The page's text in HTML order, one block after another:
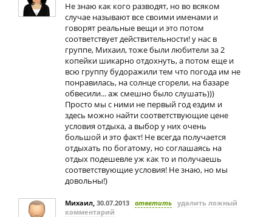
Не знаю как кого разводят, но во всяком
случае называют все своими именами и
говорят реальные вещи и это потом
соответствует действительности! у нас в
группе, Михаил, тоже были любители за 2
копейки шикарно отдохнуть, а потом еще и
всю группу будоражили тем что погода им не
понравилась, на солнце сгорели, на базаре
обвесили... аж смешно было слушать)))
Просто мы с ними не первый год ездим и
здесь можно найти соответствующие цене
условия отдыха, а выбор у них очень
большой и это факт! Не всегда получается
отдыхать по богатому, но соглашаясь на
отдых подешевле уж как то и получаешь
соответствующие условия! Не знаю, но мы
довольны!)
Михаил, 30.07.2013 ответить удалить ложный
комментарий